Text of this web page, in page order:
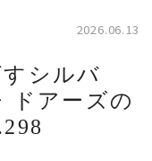
2026.06.13
シルバ
ドアーズの